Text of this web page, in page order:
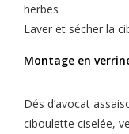
herbes
Laver et sécher la
Montage en
Dés d’avocat
ciboulette ciselée,